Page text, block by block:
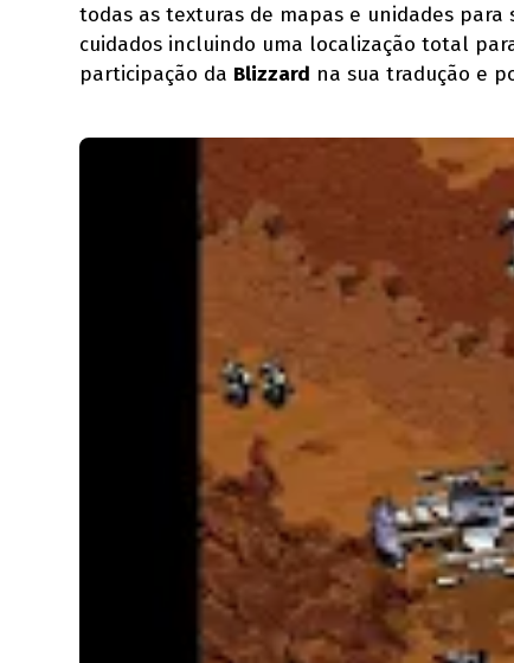
todas as texturas de mapas e unidades
cuidados incluindo uma localização total
participação da Blizzard na sua tradução e